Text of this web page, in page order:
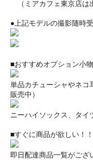
（ミアカフェ東京店は
●上記モデルの撮影随時受
■おすすめオプション小
単品カチューシャやネコ
販売中）
ニーハイソックス、タイ
■すぐに商品が欲しい！
即日配達商品一覧がござ